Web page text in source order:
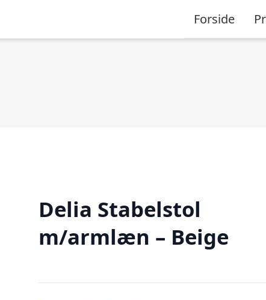
Forside
Delia Stabelstol
m/armlæn – Beige